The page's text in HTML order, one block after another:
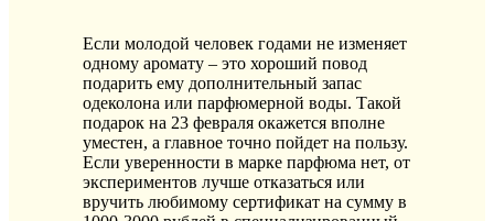
Если молодой человек годами не изменяет
одному аромату – это хороший повод
подарить ему дополнительный запас
одеколона или парфюмерной воды. Такой
подарок на 23 февраля окажется вполне
уместен, а главное точно пойдет на пользу.
Если уверенности в марке парфюма нет, от
экспериментов лучше отказаться или
вручить любимому сертификат на сумму в